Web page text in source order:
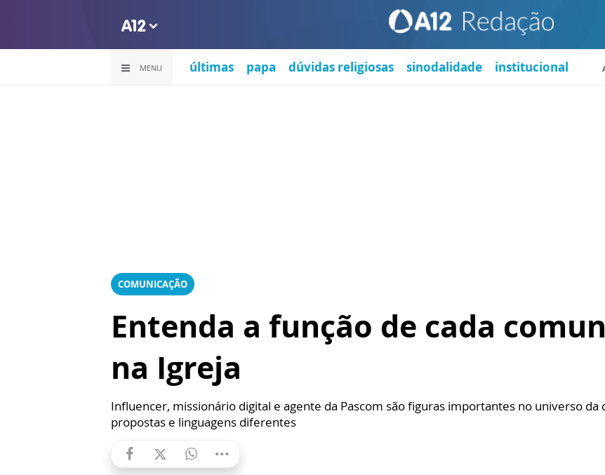
MENU últimas papa dúvidas religiosas sinodalidade institucional
COMUNICAÇÃO
Entenda a função de cada
na Igreja
Influencer, missionário digital e agente da Pascom são figuras importantes no universo da
propostas e linguagens diferentes